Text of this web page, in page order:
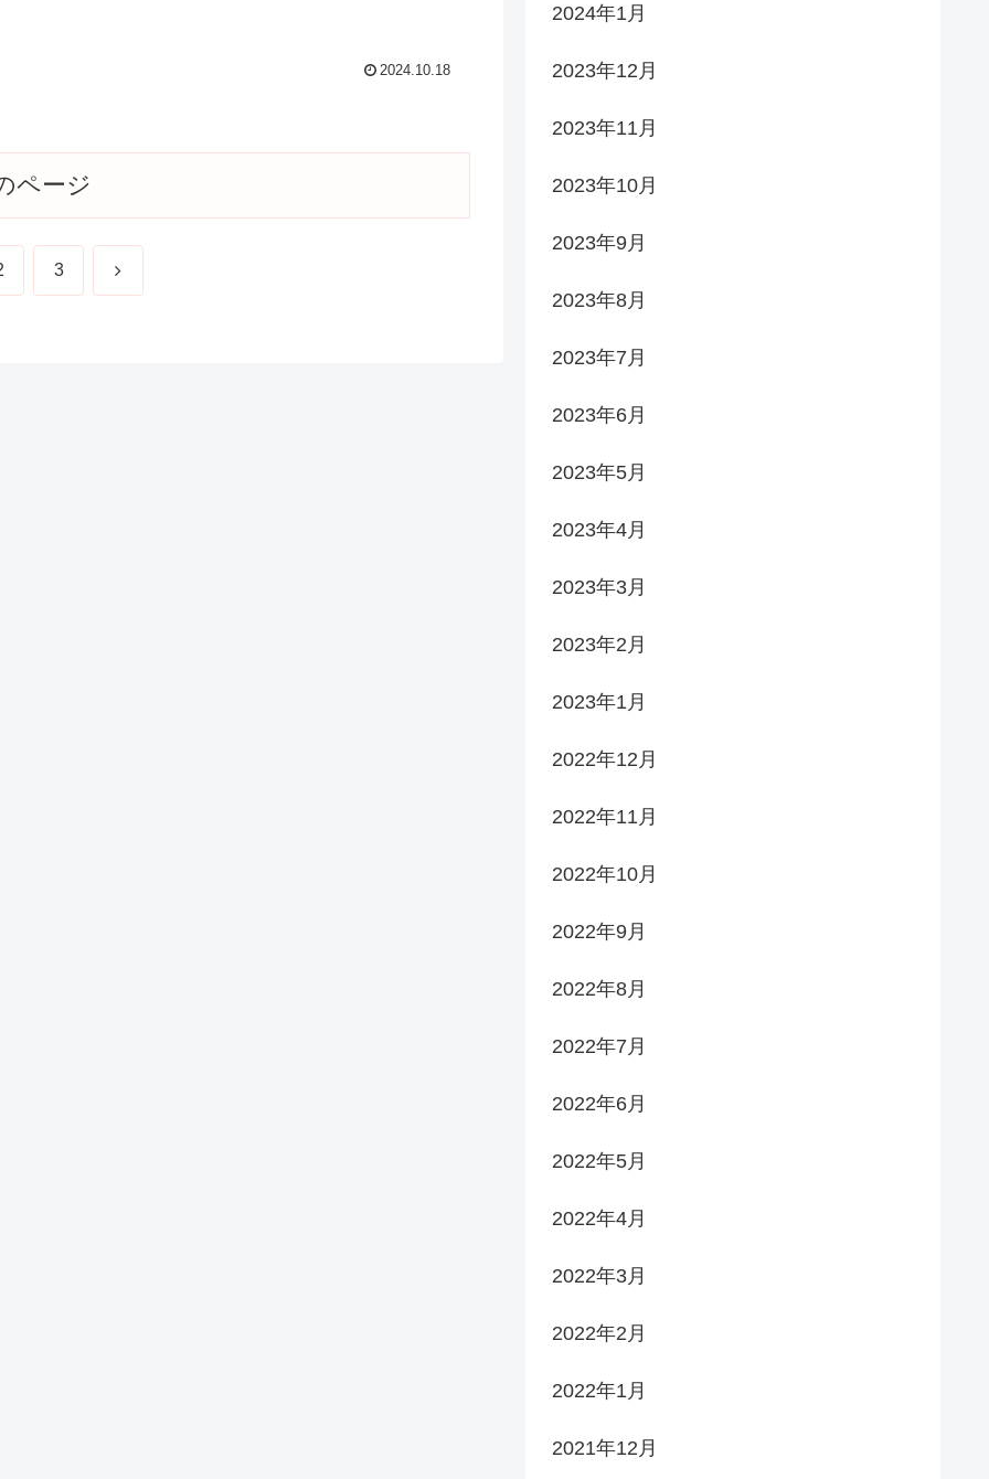
2024.10.18
ページ
3 次
2024年1月
2023年12月
2023年11月
2023年10月
2023年9月
2023年8月
2023年7月
2023年6月
2023年5月
2023年4月
2023年3月
2023年2月
2023年1月
2022年12月
2022年11月
2022年10月
2022年9月
2022年8月
2022年7月
2022年6月
2022年5月
2022年4月
2022年3月
2022年2月
2022年1月
2021年12月